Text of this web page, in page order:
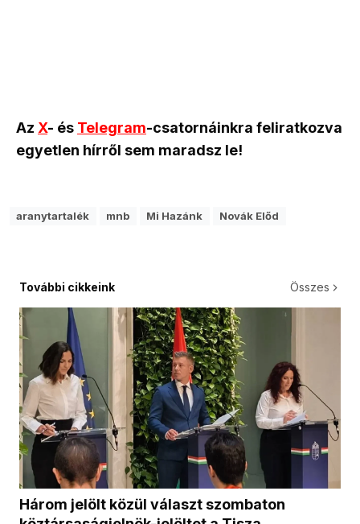
Az X- és Telegram-csatornáinkra feliratkozva
egyetlen hírről sem maradsz le!
aranytartalék mnb Mi Hazánk Novák Előd
További cikkeink Összes
Három jelölt közül választ szombaton